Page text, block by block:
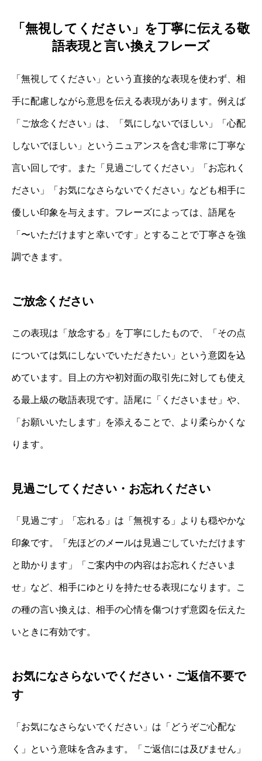
「無視してください」を丁寧に伝える敬
語表現と言い換えフレーズ
「無視してください」という直接的な表現を使わず、相
手に配慮しながら意思を伝える表現があります。例えば
「ご放念ください」は、「気にしないでほしい」「心配
しないでほしい」というニュアンスを含む非常に丁寧な
言い回しです。また「見過ごしてください」「お忘れく
ださい」「お気になさらないでください」なども相手に
優しい印象を与えます。フレーズによっては、語尾を
「〜いただけますと幸いです」とすることで丁寧さを強
調できます。
ご放念ください
この表現は「放念する」を丁寧にしたもので、「その点
については気にしないでいただきたい」という意図を込
めています。目上の方や初対面の取引先に対しても使え
る最上級の敬語表現です。語尾に「くださいませ」や、
「お願いいたします」を添えることで、より柔らかくな
ります。
見過ごしてください・お忘れください
「見過ごす」「忘れる」は「無視する」よりも穏やかな
印象です。「先ほどのメールは見過ごしていただけます
と助かります」「ご案内中の内容はお忘れくださいま
せ」など、相手にゆとりを持たせる表現になります。こ
の種の言い換えは、相手の心情を傷つけず意図を伝えた
いときに有効です。
お気になさらないでください・ご返信不要で
す
「お気になさらないでください」は「どうぞご心配な
く」という意味を含みます。「ご返信には及びません」